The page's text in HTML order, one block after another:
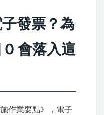
發票？為
0 會落入這
作業要點》，電子